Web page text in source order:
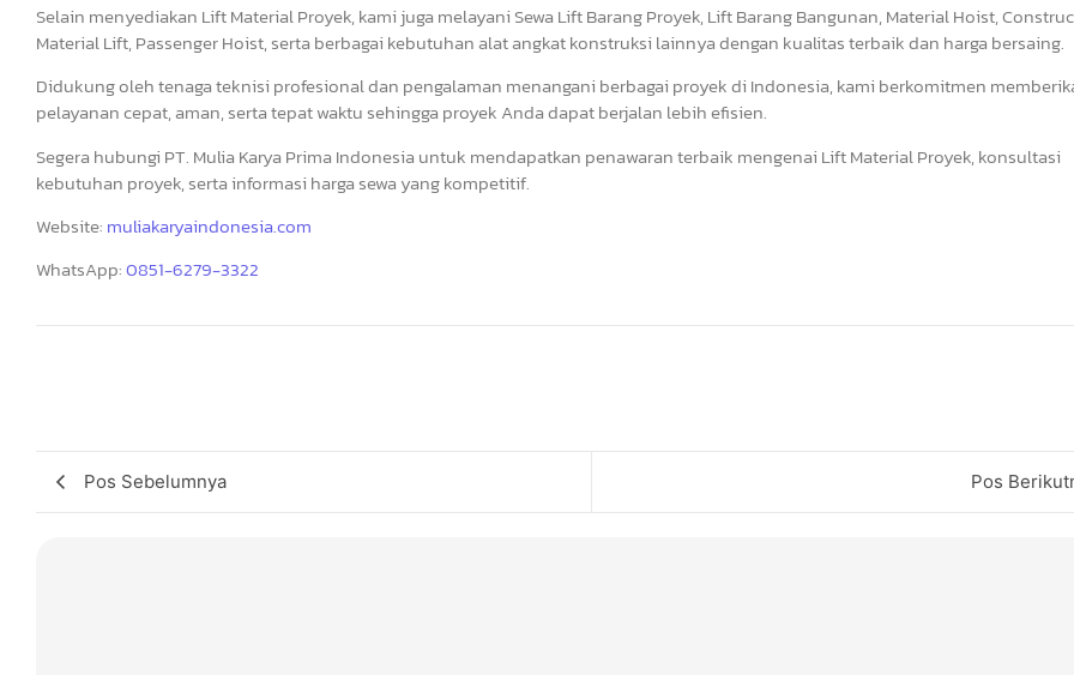
Selain menyediakan Lift Material Proyek, kami juga melayani Sewa Lift Barang Proyek, Lift Barang Bangunan, Material Hoist,
Material Lift, Passenger Hoist, serta berbagai kebutuhan alat angkat konstruksi lainnya dengan kualitas terbaik dan harga bersaing.
Didukung oleh tenaga teknisi profesional dan pengalaman menangani berbagai proyek di Indonesia, kami berkomitmen
pelayanan cepat, aman, serta tepat waktu sehingga proyek Anda dapat berjalan lebih efisien.
Segera hubungi PT. Mulia Karya Prima Indonesia untuk mendapatkan penawaran terbaik mengenai Lift Material Proyek, konsultasi
kebutuhan proyek, serta informasi harga sewa yang kompetitif.
Website: muliakaryaindonesia.com
WhatsApp:0851-6279-3322
Pos Sebelumnya Pos